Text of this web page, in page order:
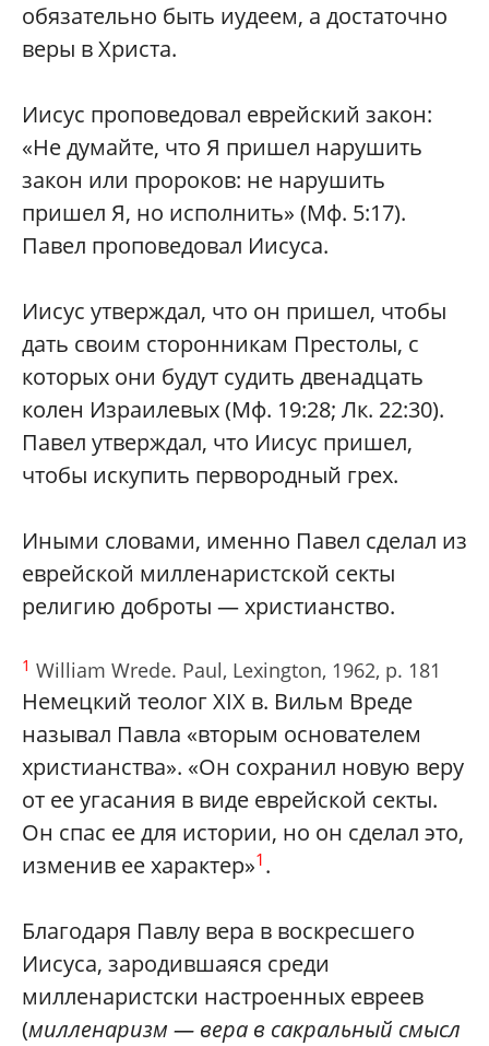
обязательно быть иудеем, а достаточно
веры в Христа.
Иисус проповедовал еврейский закон:
«Не думайте, что Я пришел нарушить
закон или пророков: не нарушить
пришел Я, но исполнить» (Мф. 5:17).
Павел проповедовал Иисуса.
Иисус утверждал, что он пришел, чтобы
дать своим сторонникам Престолы, с
которых они будут судить двенадцать
колен Израилевых (Мф. 19:28; Лк. 22:30).
Павел утверждал, что Иисус пришел,
чтобы искупить первородный грех.
Иными словами, именно Павел сделал из
еврейской милленаристской секты
религию доброты — христианство.
1 William Wrede. Paul, Lexington, 1962, p. 181
Немецкий теолог XIX в. Вильм Вреде
называл Павла «вторым основателем
христианства». «Он сохранил новую веру
от ее угасания в виде еврейской секты.
Он спас ее для истории, но он сделал это,
изменив ее характер»1 .
Благодаря Павлу вера в воскресшего
Иисуса, зародившаяся среди
милленаристски настроенных евреев
(милленаризм — вера в сакральный смысл